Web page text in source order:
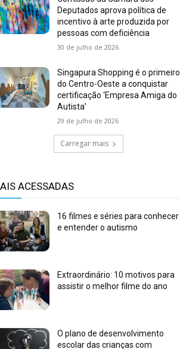
Deputados aprova política de
incentivo à arte produzida por
pessoas com deficiência
30 de julho de 2026
Singapura Shopping é o primeiro
do Centro-Oeste a conquistar
certificação ‘Empresa Amiga do
Autista’
29 de julho de 2026
Carregar mais
ACESSADAS
16 filmes e séries para conhecer
e entender o autismo
Extraordinário: 10 motivos para
assistir o melhor filme do ano
O plano de desenvolvimento
escolar das crianças com